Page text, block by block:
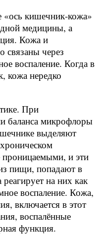
«ось кишечник-кожа»
медицины, а
Кожа и
связаны через
воспаление. Когда в
кожа нередко
При
баланса микрофлоры
выделяют
проницаемыми, и эти
пищи, попадают в
на них как
воспаление. Кожа,
включается в этот
воспалённые
функция.